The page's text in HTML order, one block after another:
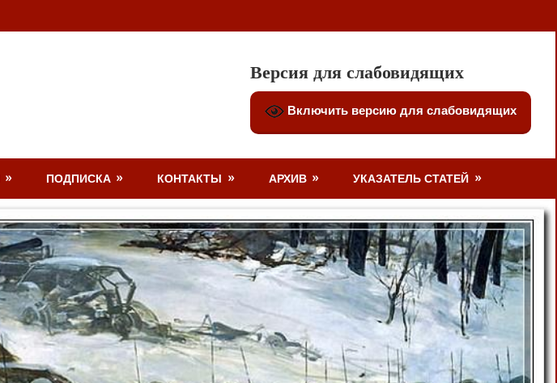
Версия для слабовидящих
Включить версию для слабовидящих
ПОДПИСКА КОНТАКТЫ АРХИВ УКАЗАТЕЛЬ СТАТЕЙ